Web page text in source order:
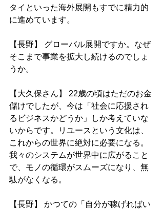
タイといった海外展開もすでに精力的
に進めています。
【長野】 グローバル展開ですか。なぜ
そこまで事業を拡大し続けるのでしょ
うか。
【大久保さん】 22歳の頃はただのお金
儲けでしたが、今は「社会に応援され
るビジネスかどうか」しか考えていな
いからです。リユースという文化は、
これからの世界に絶対に必要になる。
我々のシステムが世界中に広がること
で、モノの循環がスムーズになり、無
駄がなくなる。
【長野】 かつての「自分が稼げればい